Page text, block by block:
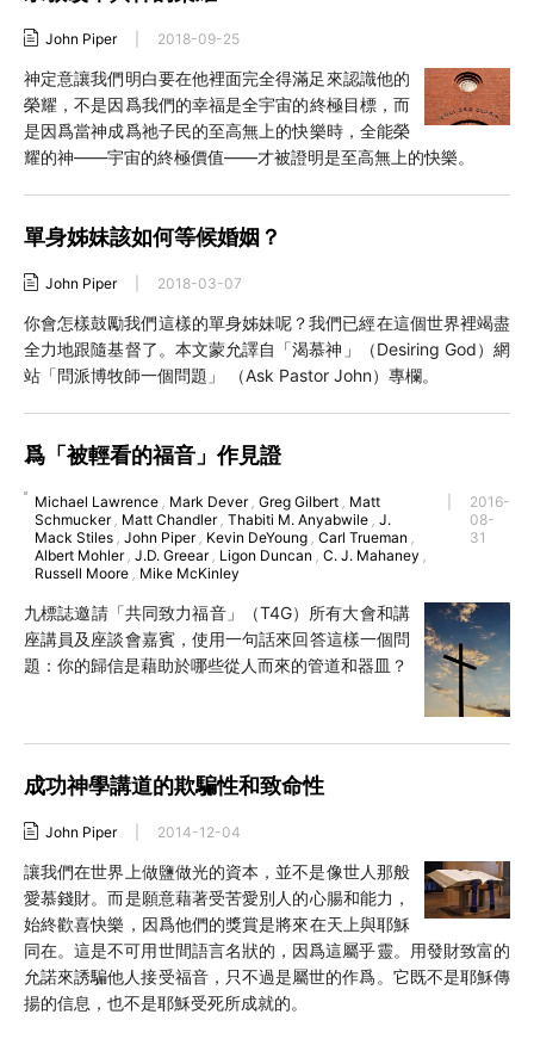
John Piper 2018-09-25
神定意讓我們明白要在他裡面完全得滿足來認識他的
榮耀，不是因爲我們的幸福是全宇宙的終極目標，而
是因爲當神成爲祂子民的至高無上的快樂時，全能榮
耀的神——宇宙的終極價值——才被證明是至高無上的快樂。
單身姊妹該如何等候婚姻？
John Piper 2018-03-07
你會怎樣鼓勵我們這樣的單身姊妹呢？我們已經在這個世界裡竭盡
全力地跟隨基督了。本文蒙允譯自「渴慕神」（Desiring God）網
站「問派博牧師一個問題」 （Ask Pastor John）專欄。
爲「被輕看的福音」作見證
Michael Lawrence Mark Dever Greg Gilbert
Matt
Schmucker
Matt Chandler Thabiti M. Anyabwile
J.
Mack Stiles
John Piper Kevin DeYoung Carl Trueman
Albert Mohler
J.D. Greear Ligon Duncan C. J. Mahaney
Russell Moore
Mike McKinley
2016-
08-
31
九標誌邀請「共同致力福音」（T4G）所有大會和講
座講員及座談會嘉賓，使用一句話來回答這樣一個問
題：你的歸信是藉助於哪些從人而來的管道和器皿？
成功神學講道的欺騙性和致命性
John Piper 2014-12-04
讓我們在世界上做鹽做光的資本，並不是像世人那般
愛慕錢財。而是願意藉著受苦愛別人的心腸和能力，
始終歡喜快樂，因爲他們的獎賞是將來在天上與耶穌
同在。這是不可用世間語言名狀的，因爲這屬乎靈。用發財致富的
允諾來誘騙他人接受福音，只不過是屬世的作爲。它既不是耶穌傳
揚的信息，也不是耶穌受死所成就的。